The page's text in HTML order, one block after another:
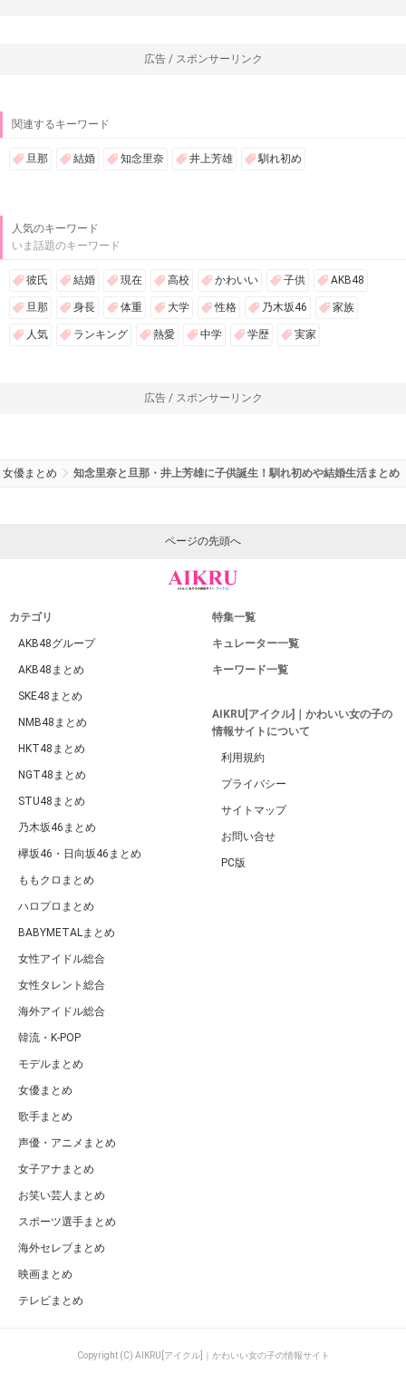
広告 / スポンサーリンク
関連するキーワード
旦那 結婚 知念里奈 井上芳雄 馴れ初め
人気のキーワード
いま話題のキーワード
彼氏 結婚 現在 高校 かわいい 子供 AKB48
旦那 身長 体重 大学 性格 乃木坂46 家族
人気 ランキング 熱愛 中学 学歴 実家
広告 / スポンサーリンク
女優まとめ 知念里奈と旦那・井上芳雄に子供誕生！馴れ初めや結婚生活まとめ
ページの先頭へ
カテゴリ
AKB48グループ
AKB48まとめ
SKE48まとめ
NMB48まとめ
HKT48まとめ
NGT48まとめ
STU48まとめ
乃木坂46まとめ
欅坂46・日向坂46まとめ
ももクロまとめ
ハロプロまとめ
BABYMETALまとめ
女性アイドル総合
女性タレント総合
海外アイドル総合
韓流・K-POP
モデルまとめ
女優まとめ
歌手まとめ
声優・アニメまとめ
女子アナまとめ
お笑い芸人まとめ
スポーツ選手まとめ
海外セレブまとめ
映画まとめ
テレビまとめ
特集一覧
キュレーター一覧
キーワード一覧
AIKRU[アイクル]｜かわいい女の子の
情報サイトについて
利用規約
プライバシー
サイトマップ
お問い合せ
PC版
Copyright (C) AIKRU[アイクル]｜かわいい女の子の情報サイト